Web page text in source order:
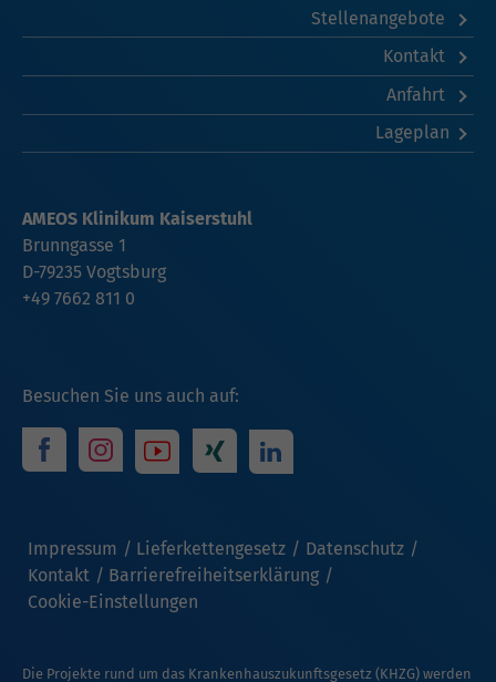
Stellenangebote
Kontakt
Anfahrt
Lageplan
Besuchen Sie uns auch auf:
Impressum Lieferkettengesetz
Datenschutz
Kontakt
Barrierefreiheitserklärung
Cookie-Einstellungen
AMEOS Klinikum Kaiserstuhl
Brunngasse 1
D-79235 Vogtsburg
+49 7662 811 0
Die Projekte rund um das Krankenhauszukunftsgesetz (KHZG) werden